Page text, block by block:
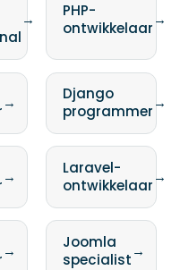
→
PHP-
ontwikkelaar→
→
Django
programmer→
→
Laravel-
ontwikkelaar→
→
Joomla
specialist→